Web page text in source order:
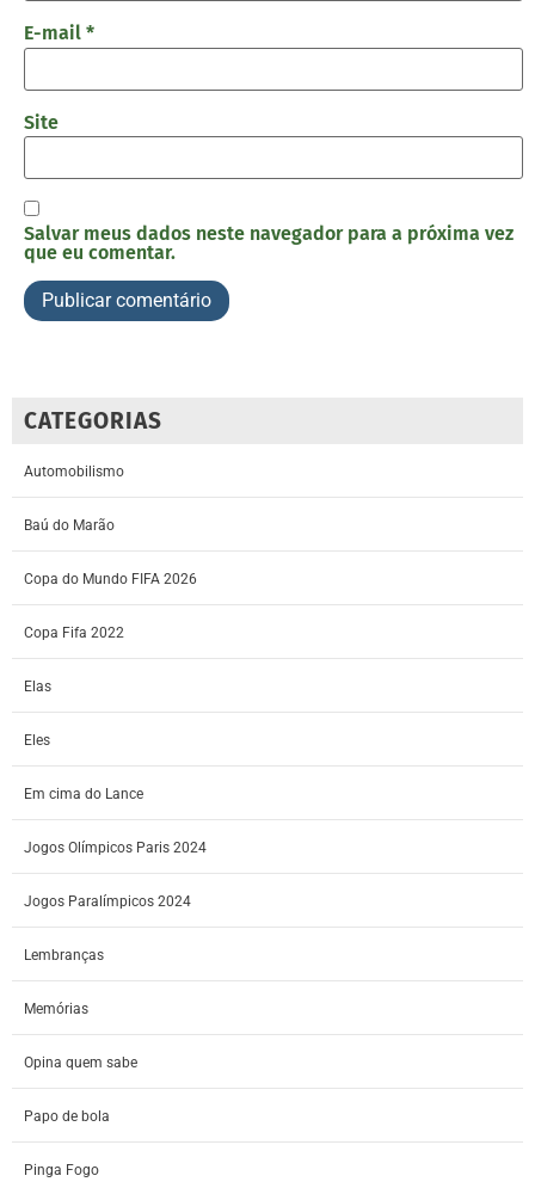
E-mail *
Site
Salvar meus dados neste navegador para a próxima vez
que eu comentar.
CATEGORIAS
Automobilismo
Baú do Marão
Copa do Mundo FIFA 2026
Copa Fifa 2022
Elas
Eles
Em cima do Lance
Jogos Olímpicos Paris 2024
Jogos Paralímpicos 2024
Lembranças
Memórias
Opina quem sabe
Papo de bola
Pinga Fogo